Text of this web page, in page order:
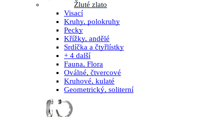
Žluté zlato
Visací
Kruhy, polokruhy
Pecky
Křížky, andělé
Srdíčka a čtyřlístky
+ 4 další
Fauna, Flora
Oválné, čtvercové
Kruhové, kulaté
Geometrický, soliterní